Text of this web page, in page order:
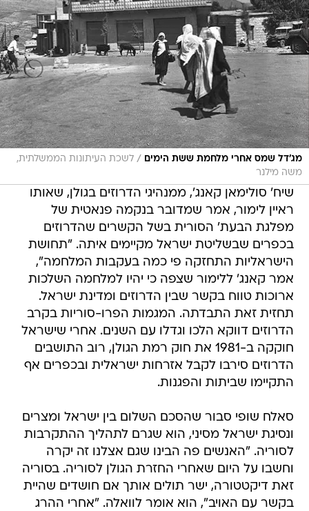
מג'דל שמס אחרי מלחמת ששת הימים / לשכת העיתונות הממשלתית,
משה מילנר
שיח' סולימאן קאנג', ממנהיגי הדרוזים בגולן, שאותו
ראיין לימור, אמר שמדובר בנקמה פנאטית של
מפלגת הבעת' הסורית בשל הקשרים שהדרוזים
בכפרים שבשליטת ישראל מקיימים איתה. "תחושת
הישראליות התחזקה פי כמה בעקבות המלחמה",
אמר קאנג' ללימור שצפה כי יהיו למלחמה השלכות
ארוכות טווח בקשר שבין הדרוזים ומדינת ישראל.
תחזית זאת התבדתה. המגמות הפרו-סוריות בקרב
הדרוזים דווקא הלכו וגדלו עם השנים. אחרי שישראל
חוקקה ב-1981 את חוק רמת הגולן, רוב התושבים
הדרוזים סירבו לקבל אזרחות ישראלית ובכפרים אף
התקיימו שביתות והפגנות.
סאלח שופי סבור שהסכם השלום בין ישראל ומצרים
ונסיגת ישראל מסיני, הוא שגרם לתהליך ההתקרבות
לסוריה. "האנשים פה הבינו שגם אצלנו זה יקרה
וחשבו על היום שאחרי החזרת הגולן לסוריה. בסוריה
זאת דיקטטורה, ישר תולים אותך אם חושדים שהיית
בקשר עם האויב", הוא אומר לוואלה. "אחרי ההרג